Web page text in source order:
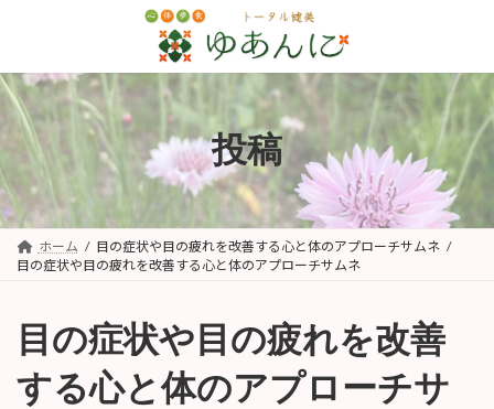
ン
ツ
キ
ッ
ー
シ
に
移
投稿
ホーム
目の症状や目の疲れを改善する心と体のアプローチサムネ
目の症状や目の疲れを改善する心と体のアプローチサムネ
目の症状や目の疲れを改善
する心と体のアプローチサ